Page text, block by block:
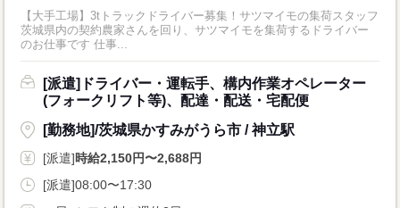
【大手工場】3tトラックドライバー募集！サツマイモの集荷スタッフ
茨城県内の契約農家さんを回り、サツマイモを集荷するドライバー
のお仕事です 仕事...
[派遣]ドライバー・運転手、構内作業オペレーター
(フォークリフト等)、配達・配送・宅配便
[勤務地]/茨城県かすみがうら市 / 神立駅
[派遣]時給2,150円〜2,688円
[派遣]08:00〜17:30